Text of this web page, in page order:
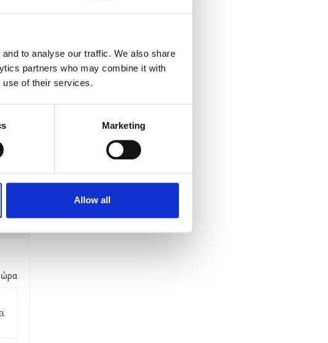
to analyse our traffic. We also share
partners who may combine it with
use of their services.
Marketing
Allow all
ώρα